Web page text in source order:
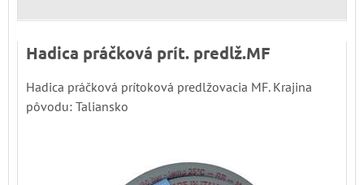
Hadica práčková prít. predlž.MF
Hadica práčková prítoková predlžovacia MF. Krajina
pôvodu: Taliansko